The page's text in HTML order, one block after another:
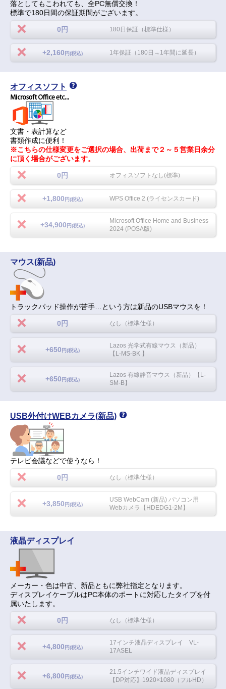
落としてもこわれても、全PC無償交換！
標準で180日間の保証期間がございます。
0円 180日保証（標準仕様）
+2,160 円(税込) 1年保証（180日→1年間に延長）
オフィスソフト
文書・表計算など
書類作成に便利！
※こちらの仕様変更をご選択の場合、出荷まで２～５営業日余分
に頂く場合がございます。
0円 オフィスソフトなし(標準)
+1,800 円(税込) WPS Office 2 (ライセンスカード)
+34,900 円(税込)
Microsoft Office Home and Business
2024 (POSA版)
マウス(新品)
トラックパッド操作が苦手…という方は新品のUSBマウスを！
0円 なし（標準仕様）
+650 円(税込)
Lazos 光学式有線マウス（新品）
【L-MS-BK 】
+650 円(税込)
Lazos 有線静音マウス（新品）【L-
SM-B】
USB外付けWEBカメラ(新品)
テレビ会議などで使うなら！
0円 なし（標準仕様）
+3,850 円(税込)
USB WebCam (新品) パソコン用
Webカメラ【HDEDG1-2M】
液晶ディスプレイ
メーカー・色は中古、新品ともに弊社指定となります。
ディスプレイケーブルはPC本体のポートに対応したタイプを付
属いたします。
0円 なし（標準仕様）
+4,800 円(税込)
17インチ液晶ディスプレイ VL-
17ASEL
+6,800 円(税込)
21.5インチワイド液晶ディスプレイ
【DP対応】1920×1080（フルHD）